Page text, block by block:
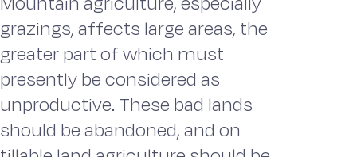
grazings, affects large areas, the
greater part of which must
presently be considered as
unproductive. These bad lands
should be abandoned, and on